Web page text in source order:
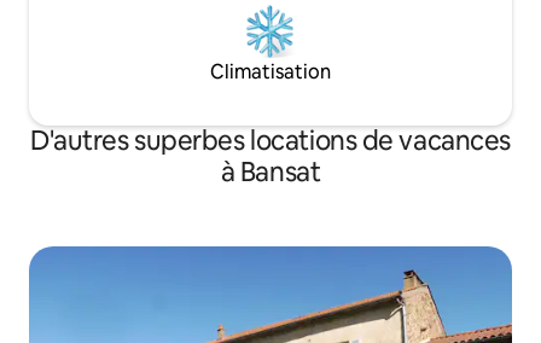
Climatisation
D'autres superbes locations de vacances
à Bansat